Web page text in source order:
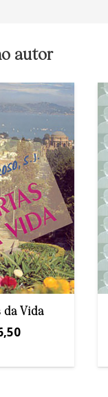
autor
da Vida